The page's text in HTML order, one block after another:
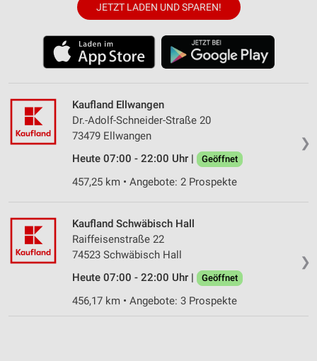
JETZT LADEN UND SPAREN!
❯
Kaufland Ellwangen
Dr.-Adolf-Schneider-Straße 20
73479 Ellwangen
Heute 07:00 - 22:00 Uhr |
Geöffnet
457,25 km • Angebote: 2 Prospekte
❯
Kaufland Schwäbisch Hall
Raiffeisenstraße 22
74523 Schwäbisch Hall
Heute 07:00 - 22:00 Uhr |
Geöffnet
456,17 km • Angebote: 3 Prospekte